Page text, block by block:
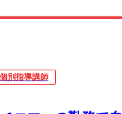
個別指導講師